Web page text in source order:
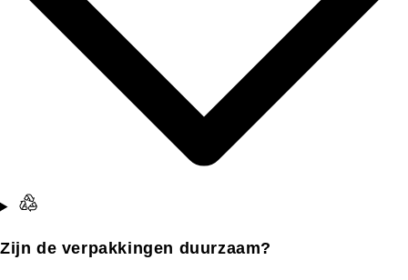
Zijn de verpakkingen duurzaam?